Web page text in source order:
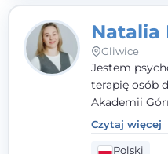
Natalia
Gliwice
Jestem
terapię osób
Akademii
kliniczną.
Czytaj więcej
Polski